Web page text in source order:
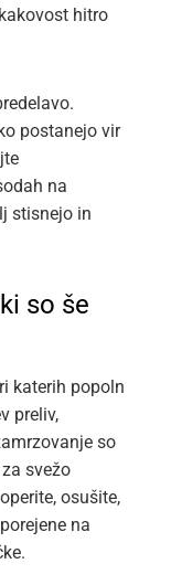
hitro
postanejo vir
na
stisnejo in
so še
katerih popoln
preliv,
so
svežo
osušite,
na